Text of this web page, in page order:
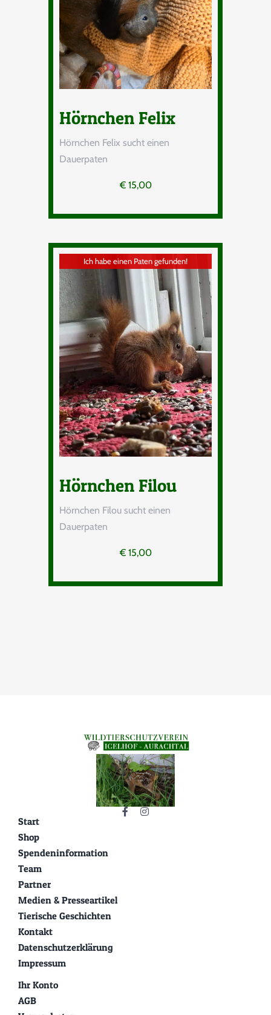
Hörnchen Felix
Hörnchen Felix sucht einen
Dauerpaten
€15,00
Ich habe einen Paten gefunden!
Hörnchen Filou
Hörnchen Filou sucht einen
Dauerpaten
€15,00
Start
Shop
Spendeninformation
Team
Partner
Medien & Presseartikel
Tierische Geschichten
Kontakt
Datenschutzerklärung
Impressum
Ihr Konto
AGB